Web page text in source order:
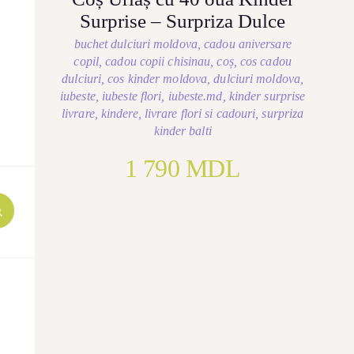
Surprise – Surpriza Dulce
buchet dulciuri moldova,cadou aniversare
copil ,cadou copii chisinau ,coș, cos cadou
dulciuri ,cos kinder moldova ,dulciuri moldova,
iubeste, iubeste flori iubeste.md kinder surprise
livrare, kindere, livrare flori si cadouri ,surpriza
kinder balti
1 790 MDL